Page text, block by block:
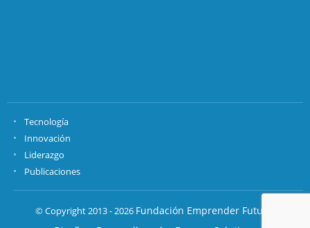
Tecnología
Innovación
Liderazgo
Publicaciones
© Copyright 2013 - 2026 Fundación Emprender Futuro.